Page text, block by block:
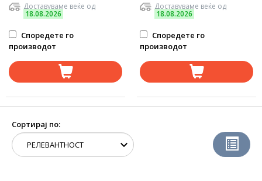
Доставуваме веќе од
18.08.2026
Споредете го
производот
Доставуваме веќе од
18.08.2026
Споредете го
производот
Сортирај по: